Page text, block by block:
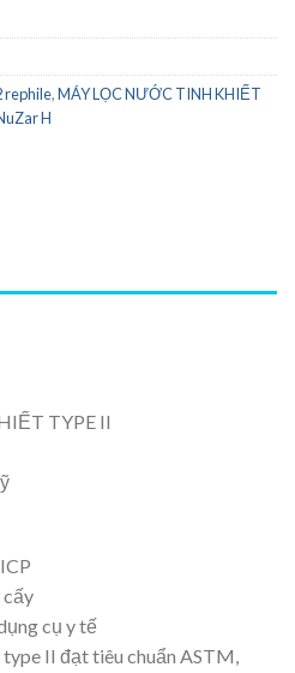
rephile,MÁY LỌC NƯỚC TINH KHIẾT
H
TYPE II
cấy
cụ y tế
II đạt tiêu chuẩn ASTM,